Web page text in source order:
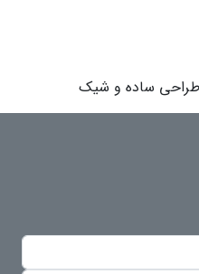
طراحی ساده و شیک